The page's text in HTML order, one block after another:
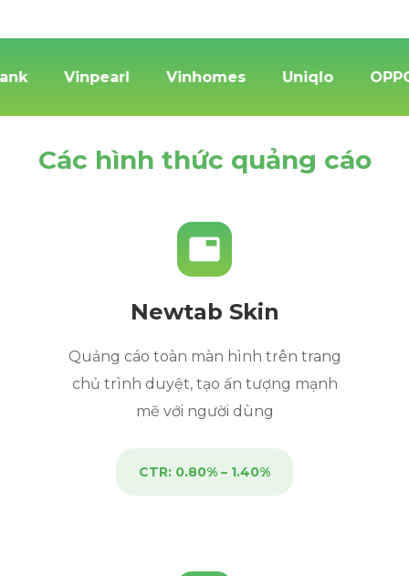
Shopee Techcombank Vinpearl
Các hình thức quảng cáo
Newtab Skin
Quảng cáo toàn màn hình trên trang
chủ trình duyệt, tạo ấn tượng mạnh
mẽ với người dùng
CTR: 0.80% – 1.40%